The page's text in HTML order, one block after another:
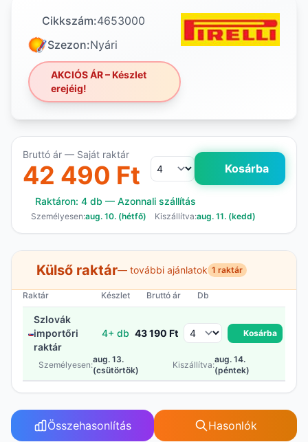
Cikkszám:4653000
Szezon:Nyári
AKCIÓS ÁR – Készlet
erejéig!
Bruttó ár — Saját raktár
42 490 Ft Kosárba
Raktáron: 4 db — Azonnali szállítás
Személyesen:aug. 10. (hétfő) Kiszállítva:aug. 11. (kedd)
Külső raktár— további ajánlatok 1 raktár
Raktár Készlet Bruttó ár Db
Szlovák
importőri
raktár
4+ db 43 190 Ft Kosárba
Személyesen:
aug. 13.
(csütörtök)
Kiszállítva:
aug. 14.
(péntek)
Összehasonlítás Hasonlók